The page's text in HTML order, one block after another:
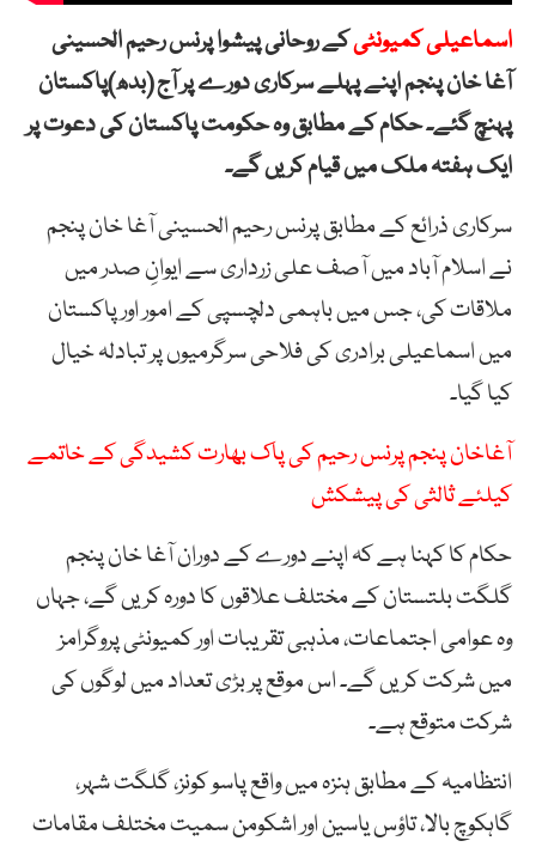
اسماعیلی کمیونٹیکے روحانی پیشوا پرنس رحیم الحسینی
آغا خان پنجم اپنے پہلے سرکاری دورے پر آج (بدھ)پاکستان
پہنچ گئے۔ حکام کے مطابق وہ حکومت پاکستان کی دعوت پر
ایک ہفتہ ملک میں قیام کریں گے۔
سرکاری ذرائع کے مطابق پرنس رحیم الحسینی آغا خان پنجم
نے اسلام آباد میں آصف علی زرداری سے ایوانِ صدر میں
ملاقات کی، جس میں باہمی دلچسپی کے امور اور پاکستان
میں اسماعیلی برادری کی فلاحی سرگرمیوں پر تبادلہ خیال
کیا گیا۔
آغاخان پنجم پرنس رحیم کی پاک بھارت کشیدگی کے خاتمے
کیلئے ثالثی کی پیشکش
حکام کا کہنا ہے کہ اپنے دورے کے دوران آغا خان پنجم
گلگت بلتستان کے مختلف علاقوں کا دورہ کریں گے، جہاں
وہ عوامی اجتماعات، مذہبی تقریبات اور کمیونٹی پروگرامز
میں شرکت کریں گے۔ اس موقع پر بڑی تعداد میں لوگوں کی
شرکت متوقع ہے۔
انتظامیہ کے مطابق ہنزہ میں واقع پاسو کونز، گلگت شہر،
گاہکوچ بالا، تاؤس یاسین اور اشکومن سمیت مختلف مقامات